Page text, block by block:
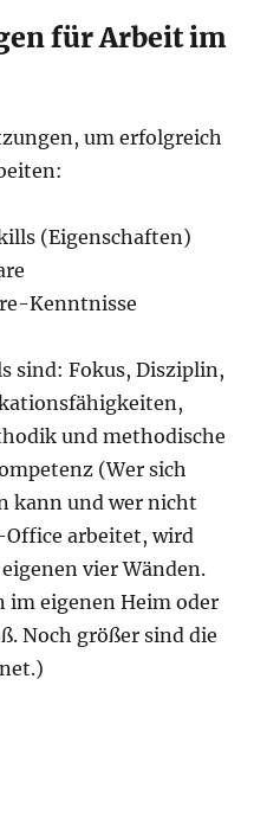
für Arbeit im
um erfolgreich
(Eigenschaften)
Kenntnisse
sind: Fokus, Disziplin,
und methodische
(Wer sich
kann und wer nicht
arbeitet, wird
vier Wänden.
im eigenen Heim oder
Noch größer sind die